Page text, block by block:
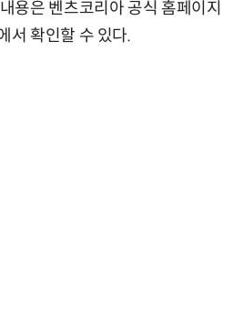
용은 벤츠코리아 공식 홈페이지
서 확인할 수 있다.